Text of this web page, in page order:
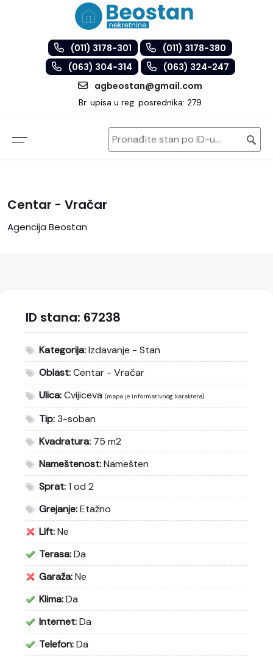
(011) 3178-301
(011) 3178-380
(063) 304-314
(063) 324-247
agbeostan@gmail.com
Br. upisa u reg. posrednika: 279
Centar - Vračar
Agencija Beostan
ID stana: 67238
Kategorija:Izdavanje - Stan
Oblast:Centar - Vračar
Ulica:Cvijiceva (mapa je informativnog karaktera)
Tip:3-soban
Kvadratura: 75 m2
Nameštenost:Namešten
Sprat:1 od 2
Grejanje:Etažno
Lift:Ne
Terasa:Da
Garaža:Ne
Klima:Da
Internet:Da
Telefon:Da